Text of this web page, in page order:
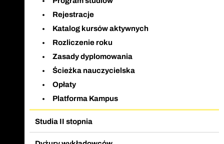
Rejestracje
Katalog kursów aktywnych
Rozliczenie roku
Zasady dyplomowania
Ścieżka nauczycielska
Opłaty
Platforma Kampus
Studia II stopnia